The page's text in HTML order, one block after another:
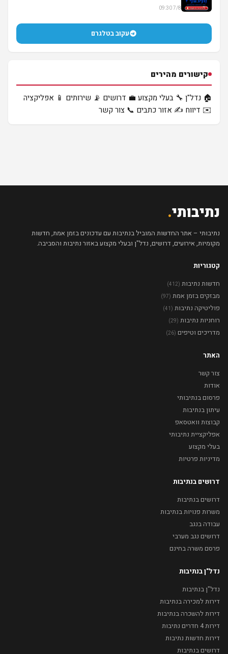
7/8 09:30
עקוב בטלגרם
קישורים מהירים
🏠 נדל"ן 🔧 בעלי מקצוע 💼 דרושים 📡 שירותים 📱 אפליקציה
✉️ דיווח ✍️ אזור כתבים 📞 צור קשר
נתיבותי.
נתיבותי – אתר החדשות המוביל בנתיבות עם עדכונים בזמן אמת, חדשות
מקומיות, אירועים, דרושים, נדל"ן ובעלי מקצוע באזור נתיבות והסביבה.
קטגוריות
חדשות נתיבות (412)
מבזקים בזמן אמת (97)
פוליטיקה נתיבות (41)
רוחניות נתיבות (29)
מדריכים וטיפים (26)
האתר
צור קשר
אודות
פרסום בנתיבותי
עיתון בנתיבות
קבוצות וואטסאפ
אפליקציית נתיבותי
בעלי מקצוע
מדיניות פרטיות
דרושים בנתיבות
דרושים בנתיבות
משרות פנויות בנתיבות
עבודה בנגב
דרושים נגב מערבי
פרסם משרה בחינם
נדל"ן בנתיבות
נדל"ן בנתיבות
דירות למכירה בנתיבות
דירות להשכרה בנתיבות
דירות 4 חדרים נתיבות
דירות חדשות נתיבות
דרושים בנתיבות